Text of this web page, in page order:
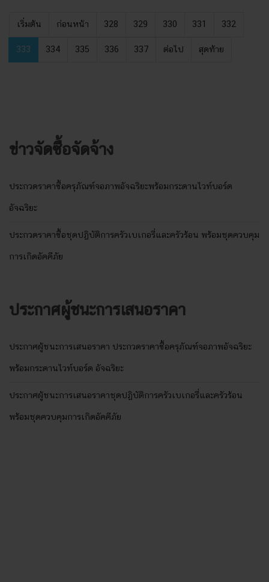
เริ่มต้น ก่อนหน้า 328 329 330 331
332
333
334 335 336 337 ต่อไป สุดท้าย
ข่าวจัดซื้อจัดจ้าง
ประกวดราคาซื้อครุภัณฑ์จอภาพอัจฉริยะพร้อมกระดานไวท์บอร์ด
อัจฉริยะ
ประกวดราคาซื้อชุดปฏิบัติการครัวเบเกอรี่และครัวร้อน พร้อมชุดควบคุม
การเกิดอัคคีภัย
ประกาศผู้ชนะการเสนอราคา
ประกาศผู้ชนะการเสนอราคา ประกวดราคาซื้อครุภัณฑ์จอภาพอัจฉริยะ
พร้อมกระดานไวท์บอร์ด อัจฉริยะ
ประกาศผู้ชนะการเสนอราคาชุดปฏิบัติการครัวเบเกอรี่และครัวร้อน
พร้อมชุดควบคุมการเกิดอัคคีภัย